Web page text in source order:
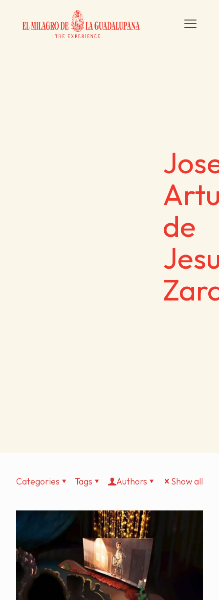
de
Categories Tags Authors Show all